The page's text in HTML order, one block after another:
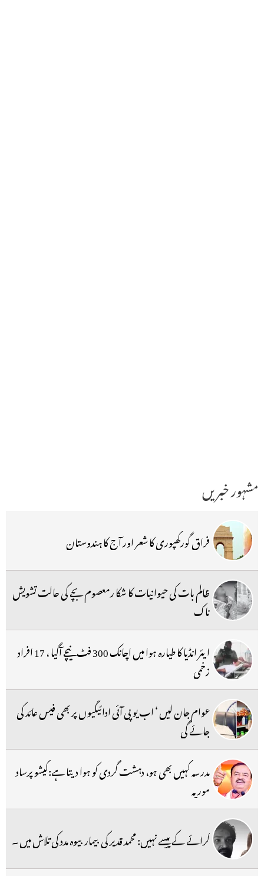
مشہور خبریں
فراق گورکھپوری کا شعر اور آج کا ہندوستان
ظالم بات کی حیوانیات کا شکا رمعصوم بچے کی حالت تشویش
ناک
ایئر انڈیا کا طیارہ ہوا میں اچانک 300 فٹ نیچے آگیا ، 17 افراد
زخمی
عوام جان لیں ‘ اب یو پی آئی ادائیگیوں پر بھی فیس عائد کی
جائے گی
مدرسہ کہیں بھی ہو، دہشت گردی کو ہوا دیتا ہے:کیشو پرساد
موریہ
کرائے کے پیسے نہیں: محمد قدیر کی بیمار بیوہ مدد کی تلاش میں ۔